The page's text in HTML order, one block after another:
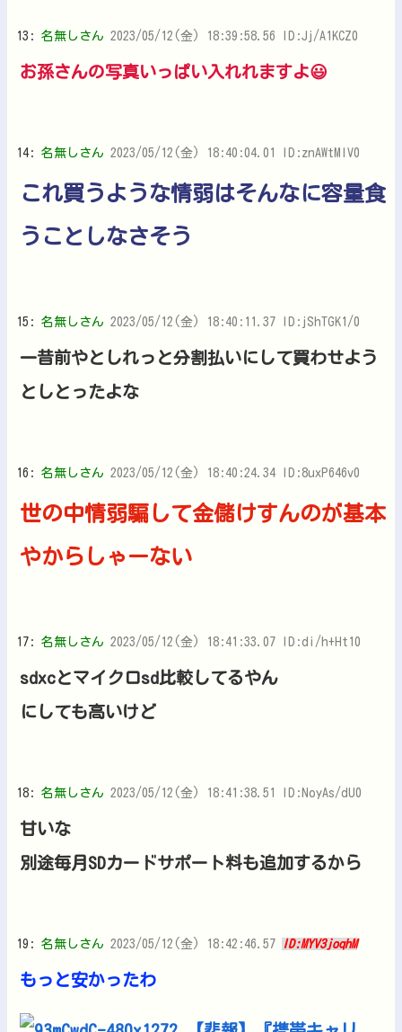
13: 名無しさん 2023/05/12(金) 18:39:58.56 ID:Jj/A1KCZ0
お孫さんの写真いっぱい入れれますよ😃
14: 名無しさん 2023/05/12(金) 18:40:04.01 ID:znAWtMlV0
これ買うような情弱はそんなに容量食
うことしなさそう
15: 名無しさん 2023/05/12(金) 18:40:11.37 ID:jShTGK1/0
一昔前やとしれっと分割払いにして買わせよう
としとったよな
16: 名無しさん 2023/05/12(金) 18:40:24.34 ID:8uxP646v0
世の中情弱騙して金儲けすんのが基本
やからしゃーない
17: 名無しさん 2023/05/12(金) 18:41:33.07 ID:di/h+Ht10
sdxcとマイクロsd比較してるやん
にしても高いけど
18: 名無しさん 2023/05/12(金) 18:41:38.51 ID:NoyAs/dU0
甘いな
別途毎月SDカードサポート料も追加するから
19: 名無しさん 2023/05/12(金) 18:42:46.57 ID:MYV3joqhM
もっと安かったわ